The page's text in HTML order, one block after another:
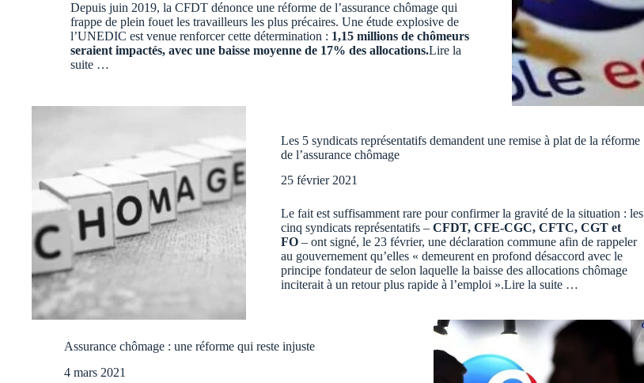
Depuis juin 2019, la CFDT dénonce une réforme de l’assurance chômage qui
frappe de plein fouet les travailleurs les plus précaires. Une étude explosive de
l’UNEDIC est venue renforcer cette détermination : 1,15 millions de chômeurs
seraient impactés, avec une baisse moyenne de 17% des allocations.Lire la
suite …
Les 5 syndicats représentatifs demandent une remise à plat de la réforme
de l’assurance chômage
25 février 2021
Le fait est suffisamment rare pour confirmer la gravité de la situation : les
cinq syndicats représentatifs – CFDT, CFE-CGC, CFTC, CGT et
FO – ont signé, le 23 février, une déclaration commune afin de rappeler
au gouvernement qu’elles « demeurent en profond désaccord avec le
principe fondateur de selon laquelle la baisse des allocations chômage
inciterait à un retour plus rapide à l’emploi ».Lire la suite …
Assurance chômage : une réforme qui reste injuste
4 mars 2021